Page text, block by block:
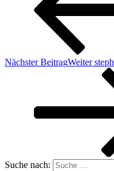
Nächster BeitragWeiter
Suche nach: